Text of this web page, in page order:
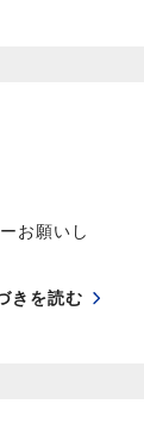
お願いし
きを読む